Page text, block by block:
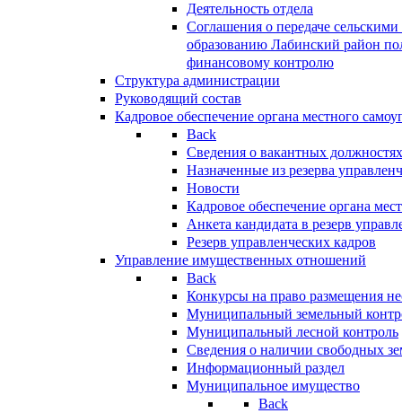
Деятельность отдела
Соглашения о передаче
образованию Лабинский район
финансовому контролю
Структура администрации
Руководящий состав
Кадровое обеспечение органа местного
Back
Сведения о вакантных
Назначенные из резерва
Новости
Кадровое обеспечение органа
Анкета кандидата в резерв
Резерв управленческих кадров
Управление имущественных отношений
Back
Конкурсы на право размещения
Муниципальный земельный
Муниципальный лесной контроль
Сведения о наличии свободных
Информационный раздел
Муниципальное имущество
Back